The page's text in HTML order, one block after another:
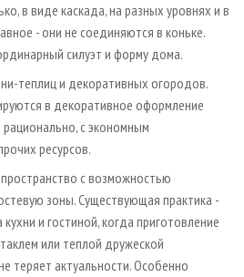
в виде каскада, на разных уровнях и в
- они не соединяются в коньке.
силуэт и форму дома.
теплиц и декоративных огородов.
в декоративное оформление
с экономным
ресурсов.
с возможностью
зоны. Существующая практика -
и гостиной, когда приготовление
или теплой дружеской
теряет актуальности. Особенно